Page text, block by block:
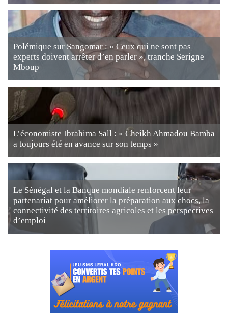
Polémique sur Sangomar : « Ceux qui ne sont pas
experts doivent arrêter d’en parler », tranche Serigne
Mboup
L’économiste Ibrahima Sall : « Cheikh Ahmadou Bamba
a toujours été en avance sur son temps »
Le Sénégal et la Banque mondiale renforcent leur
partenariat pour améliorer la préparation aux chocs, la
connectivité des territoires agricoles et les perspectives
d’emploi